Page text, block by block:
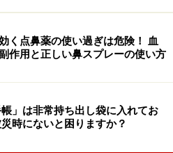
ものを、薬として患者さんに
。
ショック」で体から失
ルブミン製剤」
白（albumen）のおよそ65%
く点鼻薬の使い過ぎは危険！ 血
作用と正しい鼻スプレーの使い方
」は非常持ち出し袋に入れてお
時にないと困りますか？